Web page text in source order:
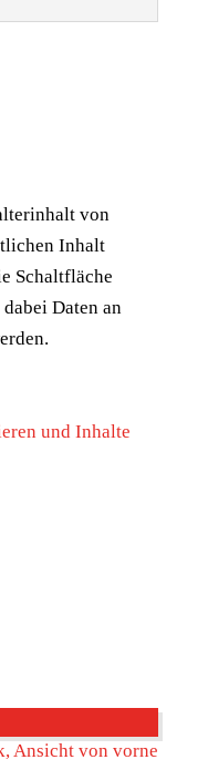
von
Inhalt
Schaltfläche
Daten an
und Inhalte